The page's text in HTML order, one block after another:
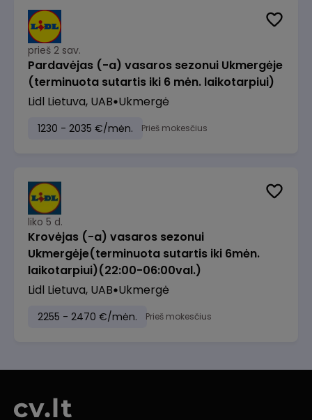
prieš 2 sav.
Pardavėjas (-a) vasaros sezonui Ukmergėje
(terminuota sutartis iki 6 mėn. laikotarpiui)
Lidl Lietuva, UAB Ukmergė
1230 - 2035 €/mėn. Prieš mokesčius
liko 5 d.
Krovėjas (-a) vasaros sezonui
Ukmergėje(terminuota sutartis iki 6mėn.
laikotarpiui)(22:00-06:00val.)
Lidl Lietuva, UAB Ukmergė
2255 - 2470 €/mėn. Prieš mokesčius